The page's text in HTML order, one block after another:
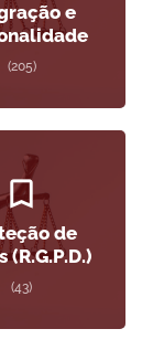
e
(205)
de
(R.G.P.D.)
(43)